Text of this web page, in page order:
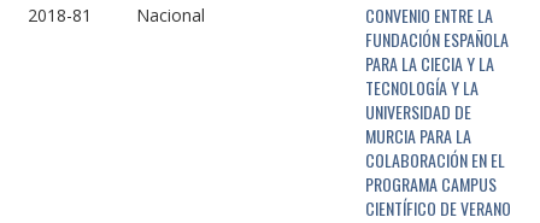
2018-81 Nacional
CONVENIO ENTRE LA
FUNDACIÓN ESPAÑOLA
PARA LA CIECIA Y LA
TECNOLOGÍA Y LA
UNIVERSIDAD DE
MURCIA PARA LA
COLABORACIÓN EN EL
PROGRAMA CAMPUS
CIENTÍFICO DE VERANO